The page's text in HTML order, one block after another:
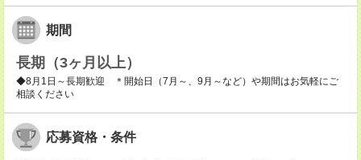
期間
長期（3ヶ月以上）
◆8月1日～長期歓迎 ＊開始日（7月～、9月～など）や期間はお気軽にご
相談ください
応募資格・条件